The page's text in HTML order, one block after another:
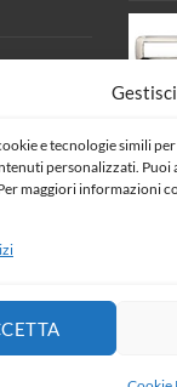
e tecnologie simili
personalizzati. Puoi
maggiori informazioni